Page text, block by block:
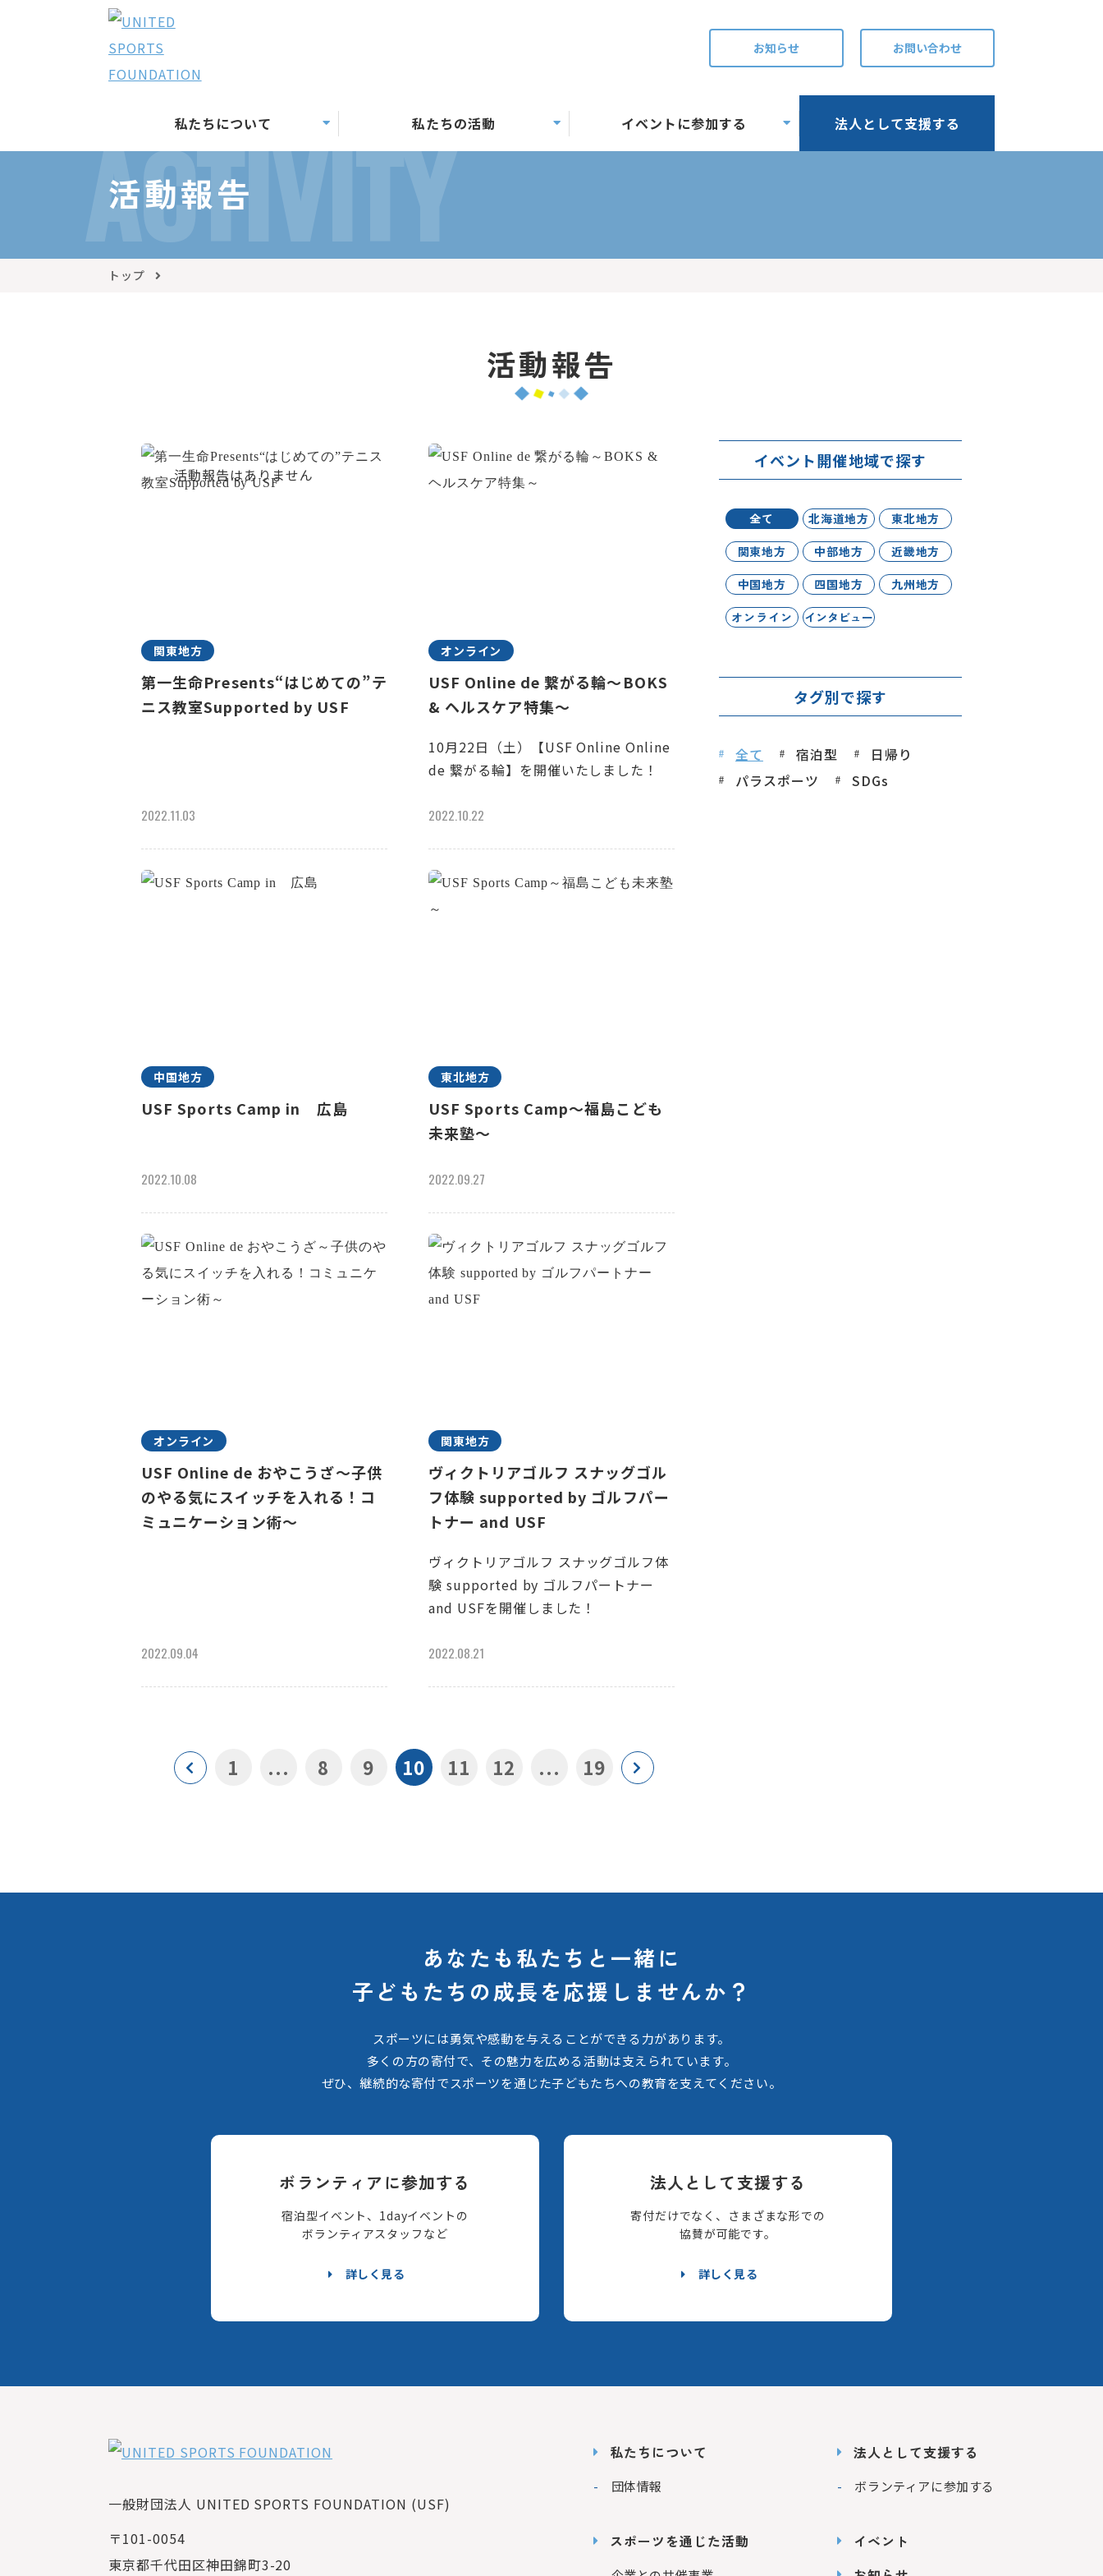
お知らせ お問い合わせ
私たちについて 私たちの活動 イベントに参加する 法人として支援する
ACTIVITY
活動報告
トップ
活動報告
関東地方
第一生命Presents“はじめての”テ
ニス教室Supported by USF
2022.11.03
オンライン
USF Online de 繋がる輪～BOKS
& ヘルスケア特集～
10月22日（土）【USF Online Online
de 繋がる輪】を開催いたしました！
2022.10.22
中国地方
USF Sports Camp in 広島
2022.10.08
東北地方
USF Sports Camp～福島こども
未来塾～
2022.09.27
オンライン
USF Online de おやこうざ～子供
のやる気にスイッチを入れる！コ
ミュニケーション術～
2022.09.04
関東地方
ヴィクトリアゴルフ スナッグゴル
フ体験 supported by ゴルフパー
トナー and USF
ヴィクトリアゴルフ スナッグゴルフ体
験 supported by ゴルフパートナー
and USFを開催しました！
2022.08.21
1 ... 8 9 10 11 12 ... 19
イベント開催地域で探す
全て 北海道地方
東北地方
関東地方
中部地方
近畿地方
中国地方
四国地方
九州地方
オンライン
インタビュー
タグ別で探す
全て 宿泊型
日帰り
パラスポーツ
SDGs
あなたも私たちと一緒に
子どもたちの成長を応援しませんか？
スポーツには勇気や感動を与えることができる力があります。
多くの方の寄付で、その魅力を広める活動は支えられています。
ぜひ、継続的な寄付でスポーツを通じた子どもたちへの教育を支えてください。
ボランティアに参加する
宿泊型イベント、1dayイベントの
ボランティアスタッフなど
詳しく見る
法人として支援する
寄付だけでなく、さまざまな形での
協賛が可能です。
詳しく見る
一般財団法人 UNITED SPORTS FOUNDATION (USF)
〒101-0054
東京都千代田区神田錦町3-20
私たちについて
団体情報
スポーツを通じた活動
法人として支援する
ボランティアに参加する
イベント